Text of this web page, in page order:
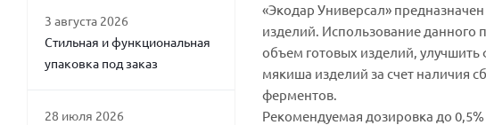
«Экодар Универсал»
изделий. Использование данного
объем готовых изделий, улучшить
мякиша изделий за счет наличия
ферментов.
Рекомендуемая дозировка до
3 августа 2026
Стильная и функциональная
упаковка под заказ
28 июля 2026